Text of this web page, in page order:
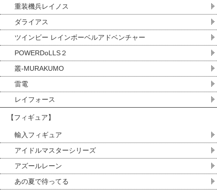
重装機兵レイノス
ダライアス
ツインビー レインボーベルアドベンチャー
POWERDoLLS２
叢-MURAKUMO
雷電
レイフォース
【フィギュア】
輸入フィギュア
アイドルマスターシリーズ
アズールレーン
あの夏で待ってる